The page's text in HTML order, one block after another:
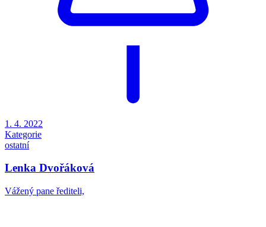
1. 4. 2022
Kategorie
ostatní
Lenka Dvořáková
Vážený pane řediteli,